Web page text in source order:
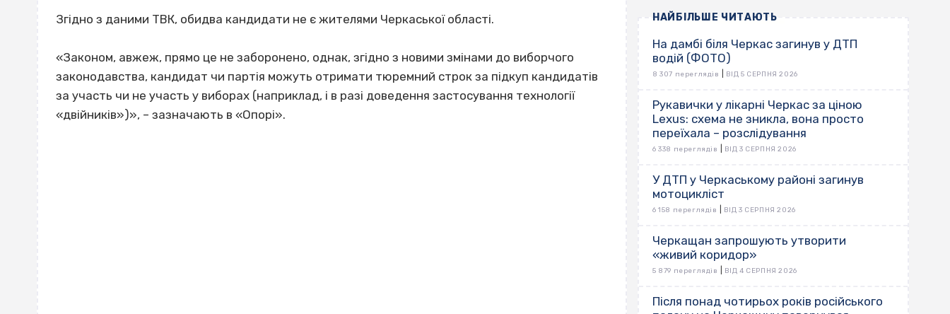
Згідно з даними ТВК, обидва кандидати не є жителями Черкаської області.
«Законом, авжеж, прямо це не заборонено, однак, згідно з новими змінами до виборчого
законодавства, кандидат чи партія можуть отримати тюремний строк за підкуп кандидатів
за участь чи не участь у виборах (наприклад, і в разі доведення застосування технології
«двійників»)», – зазначають в «Опорі».
НАЙБІЛЬШЕ ЧИТАЮТЬ
На дамбі біля Черкас загинув у ДТП
водій (ФОТО)
8 307 переглядів ВІД 5 СЕРПНЯ 2026
Рукавички у лікарні Черкас за ціною
Lexus: схема не зникла, вона просто
переїхала – розслідування
6 338 переглядів ВІД 3 СЕРПНЯ 2026
У ДТП у Черкаському районі загинув
мотоцикліст
6 158 переглядів ВІД 3 СЕРПНЯ 2026
Черкащан запрошують утворити
«живий коридор»
5 879 переглядів ВІД 4 СЕРПНЯ 2026
Після понад чотирьох років російського